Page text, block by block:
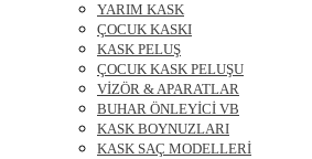
YARIM KASK
ÇOCUK KASKI
KASK PELUŞ
ÇOCUK KASK PELUŞU
VİZÖR & APARATLAR
BUHAR ÖNLEYİCİ VB
KASK BOYNUZLARI
KASK SAÇ MODELLERİ